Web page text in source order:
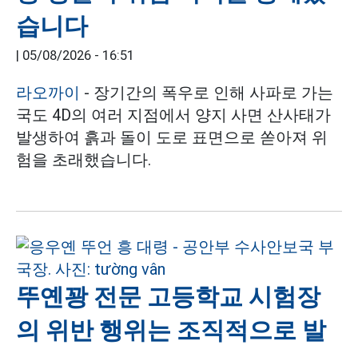
습니다
05/08/2026 - 16:51
라오까이 - 장기간의 폭우로 인해 사파로 가는
국도 4D의 여러 지점에서 양지 사면 산사태가
발생하여 흙과 돌이 도로 표면으로 쏟아져 위
험을 초래했습니다.
뚜옌꽝 전문 고등학교 시험장
의 위반 행위는 조직적으로 발